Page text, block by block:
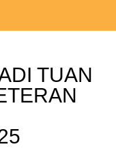
TUAN